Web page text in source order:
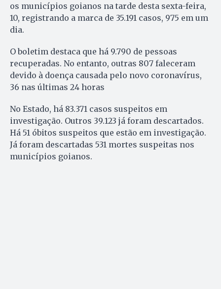
os municípios goianos na tarde desta sexta-feira,
10, registrando a marca de 35.191 casos, 975 em um
dia.
O boletim destaca que há 9.790 de pessoas
recuperadas. No entanto, outras 807 faleceram
devido à doença causada pelo novo coronavírus,
36 nas últimas 24 horas
No Estado, há 83.371 casos suspeitos em
investigação. Outros 39.123 já foram descartados.
Há 51 óbitos suspeitos que estão em investigação.
Já foram descartadas 531 mortes suspeitas nos
municípios goianos.